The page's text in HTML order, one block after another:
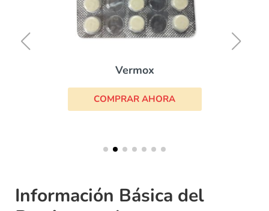
Vermox
COMPRAR AHORA
Información Básica del